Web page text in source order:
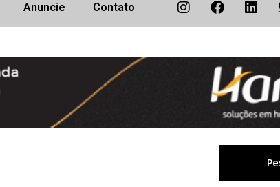
Anuncie Contato
Próximo